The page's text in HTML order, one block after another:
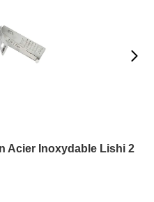
Acier Inoxydable Lishi 2